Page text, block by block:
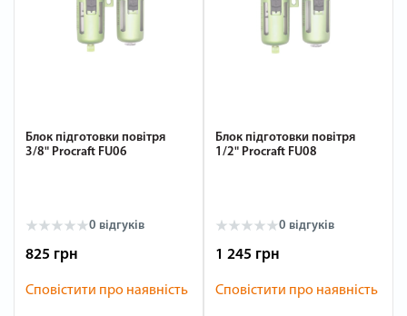
Блок підготовки повітря
3/8" Procraft FU06
0 відгуків
825 грн
Сповістити про наявність
Блок підготовки повітря
1/2" Procraft FU08
0 відгуків
1 245 грн
Сповістити про наявність